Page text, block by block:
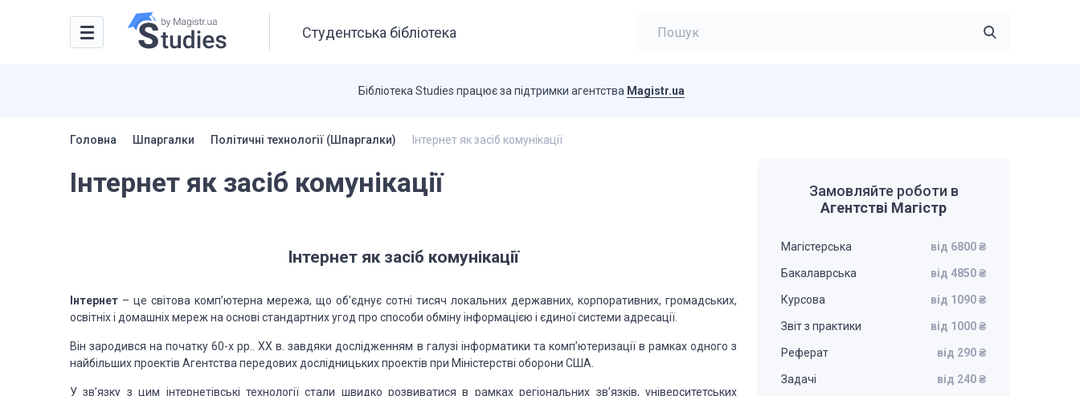
Студентська бібліотека
Бібліотека Studies працює за підтримки агентства Magistr.ua
Головна Шпаргалки Політичні технології (Шпаргалки) Інтернет як засіб комунікації
Інтернет як засіб комунікації
Інтернет як засіб комунікації
Інтернет – це світова комп’ютерна мережа, що об’єднує сотні тисяч локальних державних, корпоративних, громадських,
освітніх і домашніх мереж на основі стандартних угод про способи обміну інформацією і єдиної системи адресації.
Він зародився на початку 60-х рр.. XX в. завдяки дослідженням в галузі інформатики та комп’ютеризації в рамках одного з
найбільших проектів Агентства передових дослідницьких проектів при Міністерстві оборони США.
У зв’язку з цим інтернетівські технології стали швидко розвиватися в рамках регіональних зв’язків, університетських
Замовляйте роботи в
Агентстві Магістр
Магістерська від 6800 ₴
Бакалаврська від 4850 ₴
Курсова від 1090 ₴
Звіт з практики від 1000 ₴
Реферат від 290 ₴
Задачі від 240 ₴